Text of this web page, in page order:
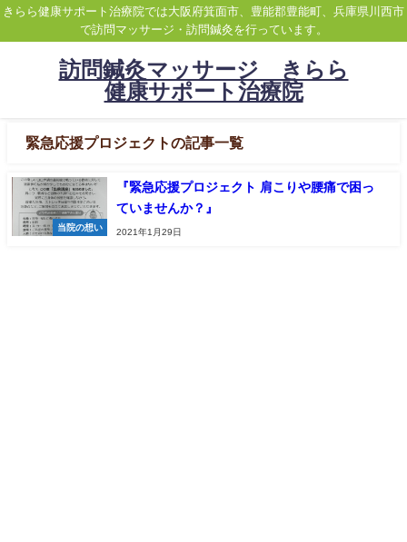
きらら健康サポート治療院では大阪府箕面市、豊能郡豊能町、兵庫県川西市
で訪問マッサージ・訪問鍼灸を行っています。
訪問鍼灸マッサージ きらら
健康サポート治療院
緊急応援プロジェクトの記事一覧
当院の想い
『緊急応援プロジェクト 肩こりや腰痛で困っ
ていませんか？』
2021年1月29日